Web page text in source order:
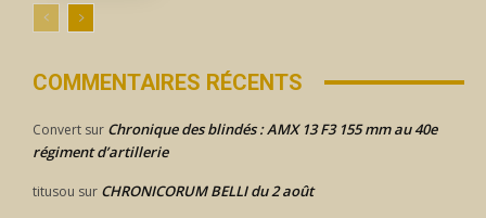
COMMENTAIRES RÉCENTS
Convert sur Chronique des blindés : AMX 13 F3 155 mm au 40e
régiment d’artillerie
titusou sur CHRONICORUM BELLI du 2 août